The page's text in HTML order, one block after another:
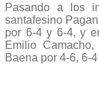
Pasando a los
santafesino
por 6-4 y 6-4, y
Emilio
Baena por 4-6, 6-